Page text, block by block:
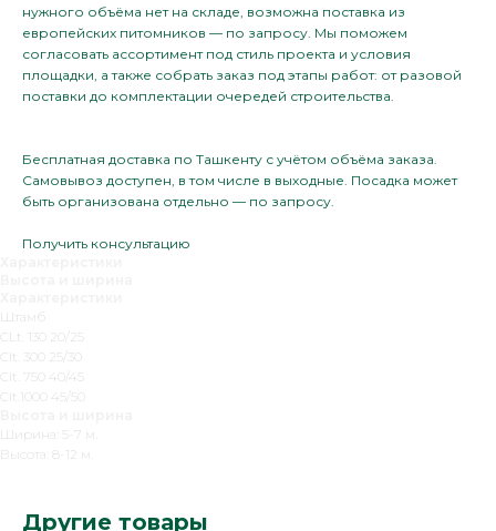
нужного объёма нет на складе, возможна поставка из
европейских питомников — по запросу. Мы поможем
согласовать ассортимент под стиль проекта и условия
площадки, а также собрать заказ под этапы работ: от разовой
поставки до комплектации очередей строительства.
Бесплатная доставка по Ташкенту с учётом объёма заказа.
Самовывоз доступен, в том числе в выходные. Посадка может
быть организована отдельно — по запросу.
Получить консультацию
Штамб
CLt. 130 20/25
Clt. 300 25/30
Clt. 750 40/45
Clt.1000 45/50
Ширина: 5-7 м.
Высота: 8-12 м.
Другие товары